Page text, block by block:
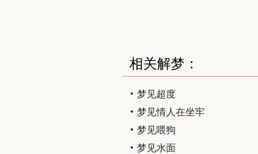
相关解梦：
梦见超度
梦见情人在坐牢
梦见喂狗
梦见水面